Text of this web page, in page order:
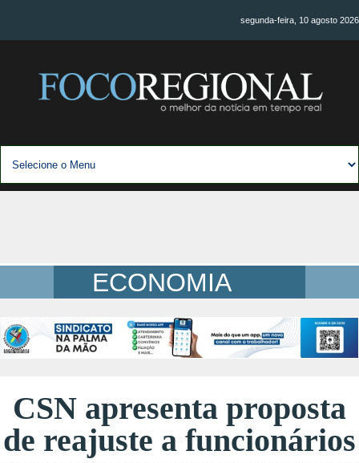
segunda-feira, 10 agosto 2026
ECONOMIA
CSN apresenta proposta
de reajuste a funcionários